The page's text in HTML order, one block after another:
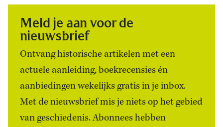
Meld je aan voor de
nieuwsbrief
Ontvang historische artikelen met een
actuele aanleiding, boekrecensies én
aanbiedingen wekelijks gratis in je inbox.
Met de nieuwsbrief mis je niets op het gebied
van geschiedenis. Abonnees hebben